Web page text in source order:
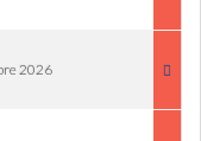
2026